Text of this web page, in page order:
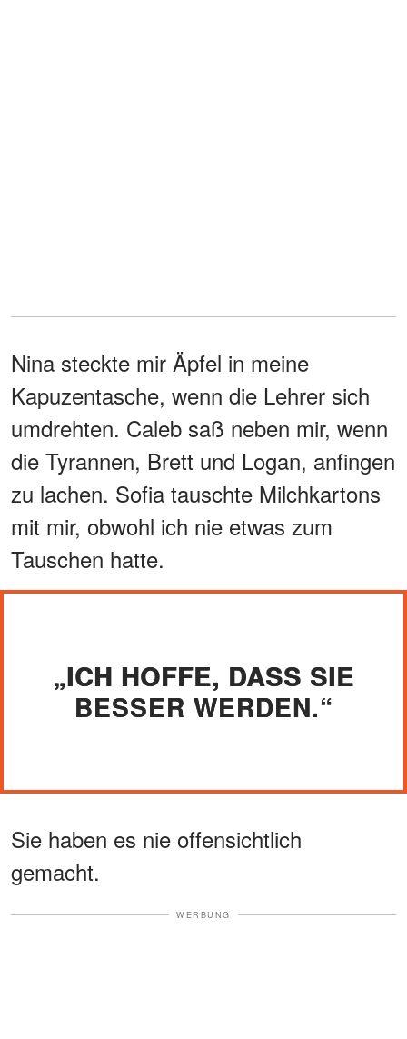
Nina steckte mir Äpfel in meine
Kapuzentasche, wenn die Lehrer sich
umdrehten. Caleb saß neben mir, wenn
die Tyrannen, Brett und Logan, anfingen
zu lachen. Sofia tauschte Milchkartons
mit mir, obwohl ich nie etwas zum
Tauschen hatte.
„ICH HOFFE, DASS SIE
BESSER WERDEN.“
Sie haben es nie offensichtlich
gemacht.
WERBUNG